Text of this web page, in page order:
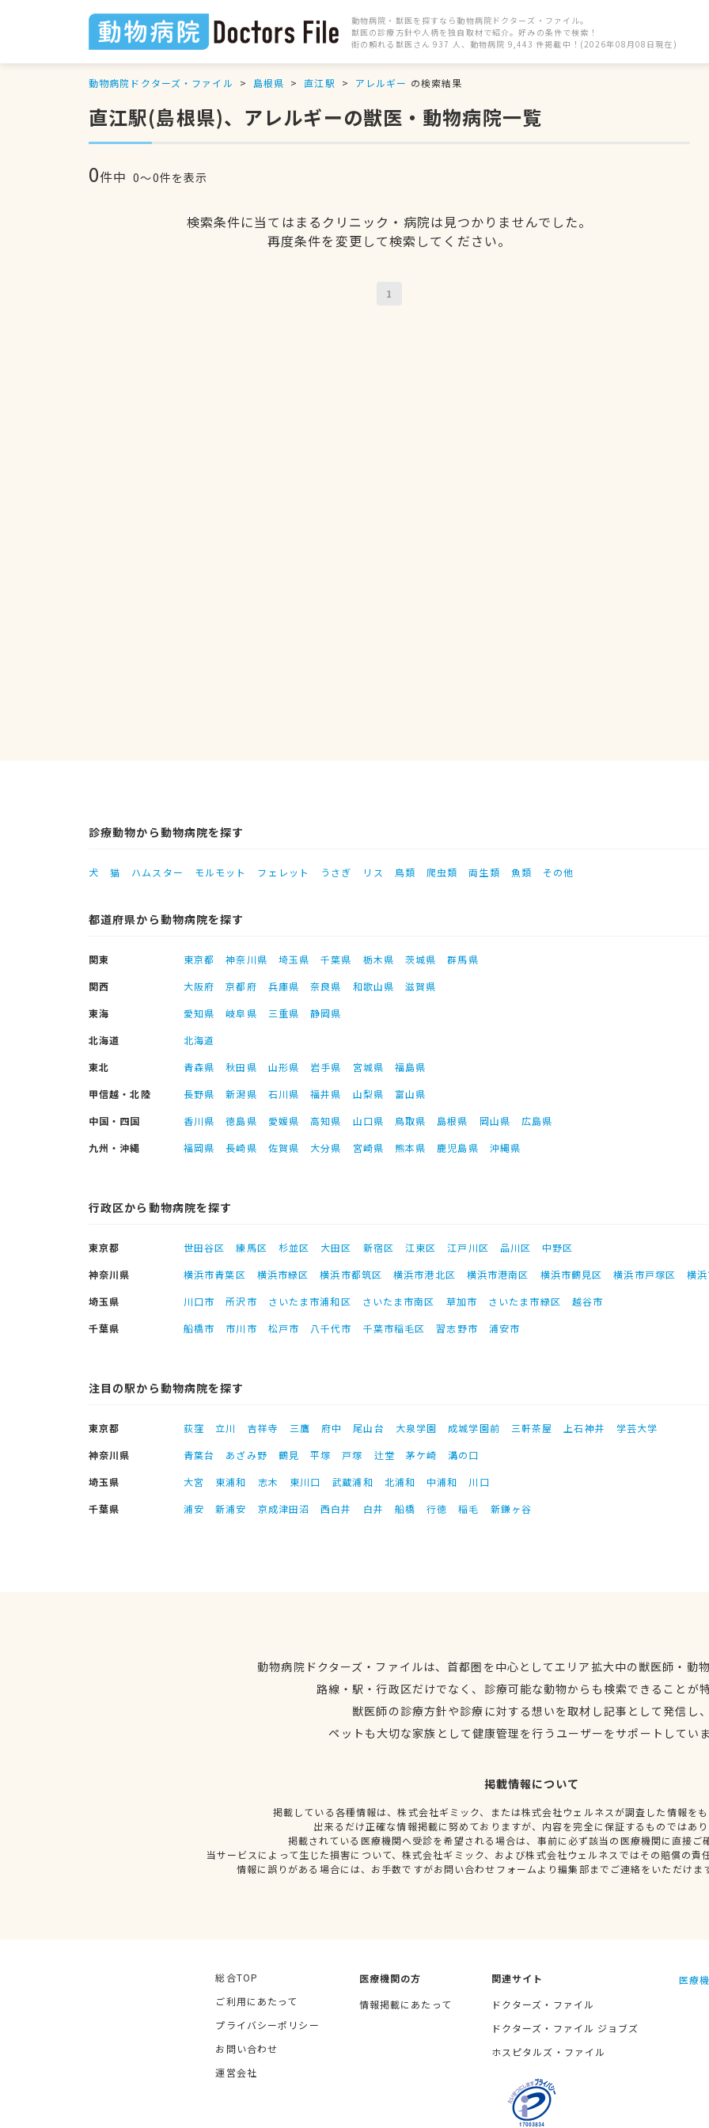
動物病院・獣医を探すなら動物病院ドクターズ・ファイル。
獣医の診療方針や人柄を独自取材で紹介。好みの条件で検索！
街の頼れる獣医さん 937 人、動物病院 9,443 件掲載中！(2026年08月08日現在)
動物病院ドクターズ・ファイル 島根県 直江駅 アレルギー の検索結果
直江駅(島根県)、アレルギーの獣医・動物病院一覧
0件中 0〜0件を表示
検索条件に当てはまるクリニック・病院は見つかりませんでした。
再度条件を変更して検索してください。
1
診療動物から動物病院を探す
犬 猫 ハムスター モルモット フェレット うさぎ リス 鳥類 爬虫類 両生類 魚類 その他
都道府県から動物病院を探す
関東 東京都 神奈川県 埼玉県 千葉県 栃木県 茨城県
群馬県
関西
大阪府 京都府 兵庫県 奈良県 和歌山県
滋賀県
東海
愛知県 岐阜県 三重県
静岡県
北海道
北海道
東北
青森県 秋田県 山形県 岩手県 宮城県
福島県
甲信越・北陸
長野県 新潟県 石川県 福井県 山梨県
富山県
中国・四国
香川県 徳島県 愛媛県 高知県 山口県 鳥取県 島根県 岡山県
広島県
九州・沖縄
福岡県 長崎県 佐賀県 大分県 宮崎県 熊本県 鹿児島県 沖縄県
行政区から動物病院を探す
東京都 世田谷区 練馬区 杉並区 大田区 新宿区 江東区 江戸川区 品川区
中野区
神奈川県
横浜市青葉区 横浜市緑区 横浜市都筑区 横浜市港北区 横浜市港南区 横浜市鶴見区 横浜市戸塚区
横
埼玉県
川口市 所沢市 さいたま市浦和区 さいたま市南区 草加市 さいたま市緑区
越谷市
千葉県
船橋市 市川市 松戸市 八千代市 千葉市稲毛区 習志野市 浦安市
注目の駅から動物病院を探す
東京都 荻窪 立川 吉祥寺 三鷹 府中 尾山台 大泉学園 成城学園前 三軒茶屋 上石神井
学芸大学
神奈川県
青葉台 あざみ野 鶴見 平塚 戸塚 辻堂 茅ケ崎
溝の口
埼玉県
大宮 東浦和 志木 東川口 武蔵浦和 北浦和 中浦和
川口
千葉県
浦安 新浦安 京成津田沼 西白井 白井 船橋 行徳 稲毛 新鎌ヶ谷
動物病院ドクターズ・ファイルは、首都圏を中心としてエリア拡大中の獣医師・動
路線・駅・行政区だけでなく、診療可能な動物からも検索できることが
獣医師の診療方針や診療に対する想いを取材し記事として発信し
ペットも大切な家族として健康管理を行うユーザーをサポートしてい
掲載情報について
掲載している各種情報は、株式会社ギミック、または株式会社ウェルネスが調査した情報を
出来るだけ正確な情報掲載に努めておりますが、内容を完全に保証するものではあ
掲載されている医療機関へ受診を希望される場合は、事前に必ず該当の医療機関に直接ご
当サービスによって生じた損害について、株式会社ギミック、および株式会社ウェルネスではその賠償の責
情報に誤りがある場合には、お手数ですがお問い合わせフォームより編集部までご連絡をいただけま
総合TOP
ご利用にあたって
プライバシーポリシー
お問い合わせ
運営会社
医療機関の方
情報掲載にあたって
関連サイト
ドクターズ・ファイル
ドクターズ・ファイル ジョブズ
ホスピタルズ・ファイル
医療